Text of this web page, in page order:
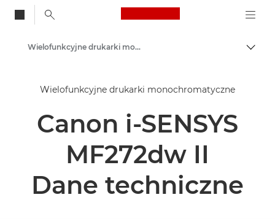
Canon Logo, back
Rozwiązania i usługi
Produkty dla biznesu
Drukarki wielofunkcyjne – urządzenia wielofunkcyjne
Wielofunkcyjne drukarki monochromatyczne
Wielofunkcyjne drukarki monochromatyczne
Canon i-SENSYS
MF272dw II
Dane techniczne